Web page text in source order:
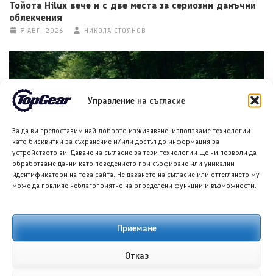
Управление на съгласие
За да ви предоставим най-доброто изживяване, използваме технологии
като бисквитки за съхранение и/или достъп до информация за
устройството ви. Даване на съгласие за тези технологии ще ни позволи да
обработваме данни като поведението при сърфиране или уникални
идентификатори на това сайта. Не даването на съгласие или оттеглянето му
може да повлияе неблагоприятно на определени функции и възможности.
Приемане
Отказ
Тойота Hilux вече и с две места за сериозни данъчни
облекчения
7 АВГ. 2026 НИКОЛА СТОЯНОВ
Форд Експлорър за Китай намеква за следваща
актуализация в САЩ